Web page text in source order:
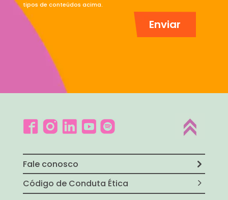
tipos de conteúdos acima.
Fale conosco
Código de Conduta Ética